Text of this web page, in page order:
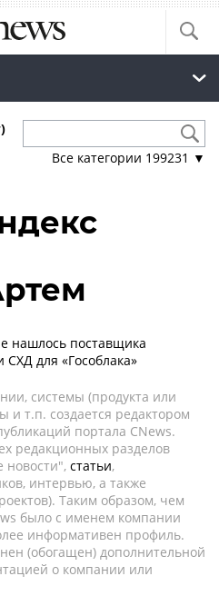
Все категории 199231 ▼
нашлось поставщика
СХД для «Гособлака»
системы (продукта или
и т.п. создается редактором
портала CNews.
редакционных разделов
новости", статьи,
интервью, а также
Таким образом, чем
было с именем компании
информативен профиль.
(обогащен) дополнительной
о компании или